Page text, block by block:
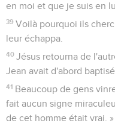
en moi et que je suis en
39 Voilà pourquoi ils
leur échappa.
40 Jésus retourna de
Jean avait d'abord
41 Beaucoup de gens
fait aucun signe
de cet homme était vrai. »